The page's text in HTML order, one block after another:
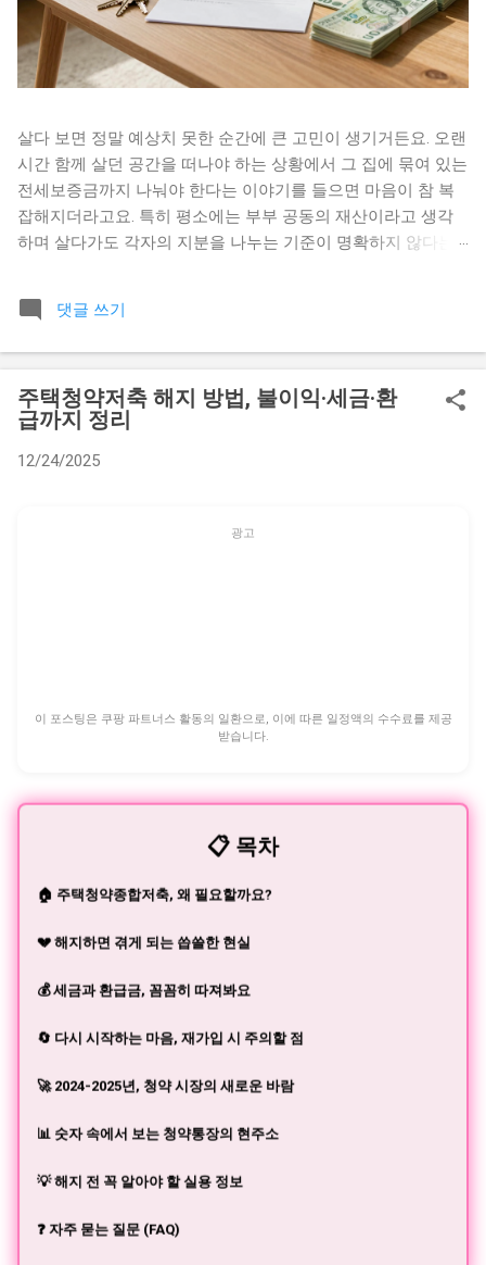
살다 보면 정말 예상치 못한 순간에 큰 고민이 생기거든요. 오랜
시간 함께 살던 공간을 떠나야 하는 상황에서 그 집에 묶여 있는
전세보증금까지 나눠야 한다는 이야기를 들으면 마음이 참 복
잡해지더라고요. 특히 평소에는 부부 공동의 재산이라고 생각
하며 살다가도 각자의 지분을 나누는 기준이 명확하지 않다는
활 관련 상담을 받으면서 가장 많이 들었던 질문 중 하나가 바로
이 전세보증금 재산분할 문제였어요. 당장 내 통장에 들어오지
주신 돈까지 나누는 게 맞는지에 대한 억울함을 토로하는 분들
이 무척 많으셨거든요. 그래서 오늘은 복잡한 법리와 판례를 최
대한 쉽게 풀어서 실제 도움이 될 만한 기준을 정리해드리려고
합니다. 가장 기본적인 원칙부터 짚어보면 전세보증금은 단순
이혼 시 재산분할의 대상에 포함된다는 점을 꼭 기억하셔야 합
할 대상일까 법원에서는 부부가 혼인 생활을 유지하면서 서로
협력하여 모은 재산이라면 그 종류를 불문하고 분할 대상으로
태가 아니라고 해서 예외로 취급하지 않는다는 의미예요. 전세
보증금은 임대차 계약이 끝나면 현금으로 돌아오는 금전적 가
치가 있는 권리이기 때문에 충분히 재산으로 인정받습니다. 여
명의자가 누구냐 하는 ...
댓글 쓰기
주택청약저축 해지 방법, 불이익·세금·환
급까지 정리
12/24/2025
광고
이 포스팅은 쿠팡 파트너스 활동의 일환으로, 이에 따른 일정액의 수수료를 제공
받습니다.
📋 목차
🏠 주택청약종합저축, 왜 필요할까요?
💔 해지하면 겪게 되는 씁쓸한 현실
💰 세금과 환급금, 꼼꼼히 따져봐요
🔄 다시 시작하는 마음, 재가입 시 주의할 점
🚀 2024-2025년, 청약 시장의 새로운 바람
📊 숫자 속에서 보는 청약통장의 현주소
💡 해지 전 꼭 알아야 할 실용 정보
❓ 자주 묻는 질문 (FAQ)